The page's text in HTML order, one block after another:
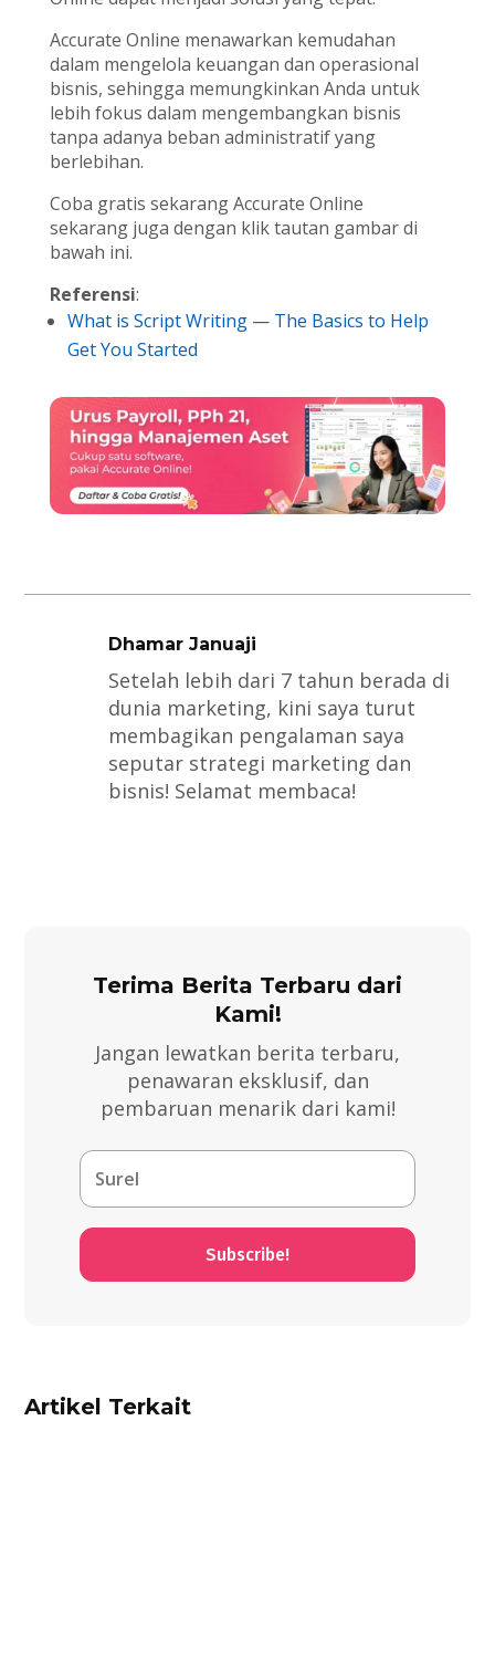
Accurate Online menawarkan kemudahan
dalam mengelola keuangan dan operasional
bisnis, sehingga memungkinkan Anda untuk
lebih fokus dalam mengembangkan bisnis
tanpa adanya beban administratif yang
berlebihan.
Coba gratis sekarang Accurate Online
sekarang juga dengan klik tautan gambar di
bawah ini.
Referensi:
What is Script Writing — The Basics to Help
Get You Started
Dhamar Januaji
Setelah lebih dari 7 tahun berada di
dunia marketing, kini saya turut
membagikan pengalaman saya
seputar strategi marketing dan
bisnis! Selamat membaca!
Terima Berita Terbaru dari
Kami!
Jangan lewatkan berita terbaru,
penawaran eksklusif, dan
pembaruan menarik dari kami!
Subscribe!
Artikel Terkait